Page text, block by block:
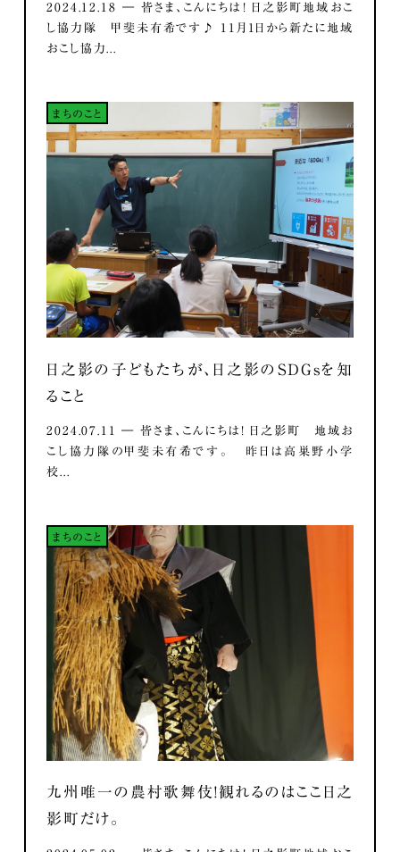
2024.12.18 ― 皆さま、こんにちは！ 日之影町地域おこ
し協力隊 甲斐未有希です♪ 11月1日から新たに地域
おこし協力...
まちのこと
日之影の子どもたちが、日之影のSDGsを知
ること
2024.07.11 ― 皆さま、こんにちは！ 日之影町 地域お
こし協力隊の甲斐未有希です。 昨日は高巣野小学
校...
まちのこと
九州唯一の農村歌舞伎！観れるのはここ日之
影町だけ。